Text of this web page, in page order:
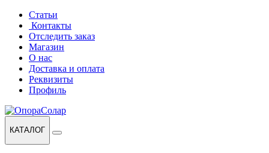
Перейти
навигации
Перейти
содержанию
Статьи
Контакты
Отследить заказ
Магазин
О нас
Доставка и оплата
Реквизиты
Профиль
КАТАЛОГ